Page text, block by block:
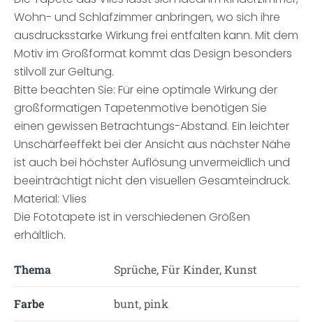
Wohn- und Schlafzimmer anbringen, wo sich ihre
ausdrucksstarke Wirkung frei entfalten kann. Mit dem
Motiv im Großformat kommt das Design besonders
stilvoll zur Geltung.
Bitte beachten Sie: Für eine optimale Wirkung der
großformatigen Tapetenmotive benötigen Sie
einen gewissen Betrachtungs-Abstand. Ein leichter
Unschärfeeffekt bei der Ansicht aus nächster Nähe
ist auch bei höchster Auflösung unvermeidlich und
beeinträchtigt nicht den visuellen Gesamteindruck.
Material: Vlies
Die Fototapete ist in verschiedenen Größen
erhältlich.
Thema Sprüche, Für Kinder, Kunst
Farbe bunt, pink